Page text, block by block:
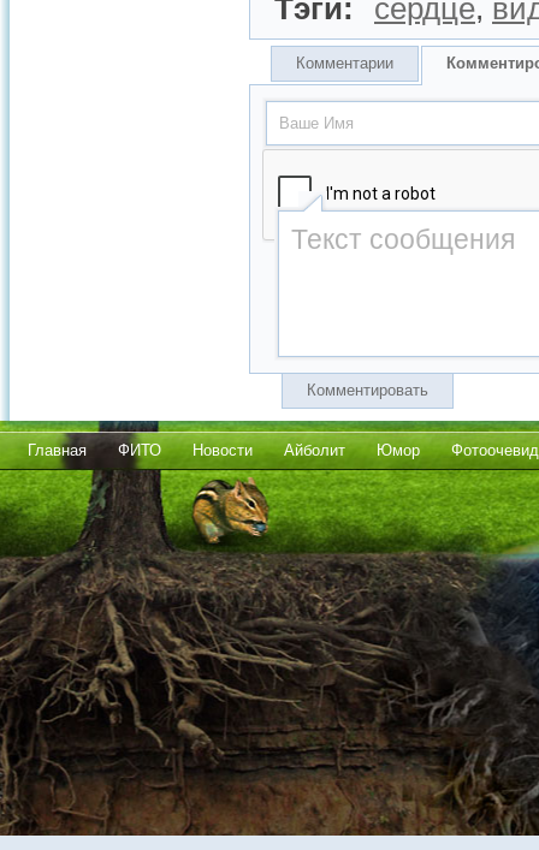
Тэги: сердце,
Комментарии
Комментировать
Главная ФИТО Новости Айболит Юмор